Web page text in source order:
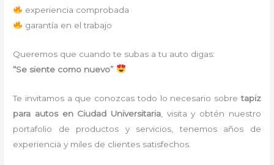
experiencia comprobada
garantía en el trabajo
Queremos que cuando te subas a tu auto digas:
“Se siente como nuevo”
Te invitamos a que conozcas todo lo necesario sobretapiz
para autos en Ciudad Universitaria , visita y obtén nuestro
portafolio de productos y servicios, tenemos años de
experiencia y miles de clientes satisfechos.